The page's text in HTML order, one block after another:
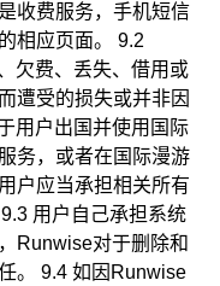
收费服务，手机短信
相应页面。 9.2
欠费、丢失、借用或
遭受的损失或并非因
用户出国并使用国际
务，或者在国际漫游
户应当承担相关所有
用户自己承担系统
Runwise对于删除和
。 9.4 如因Runwise